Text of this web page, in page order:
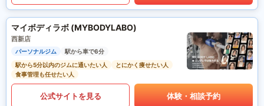
マイボディラボ (MYBODYLABO)
西新店
パーソナルジム
駅から車で6分
駅から5分以内のジムに通いたい人
とにかく痩せたい人
食事管理も任せたい人
公式サイトを見る 体験・相談予約